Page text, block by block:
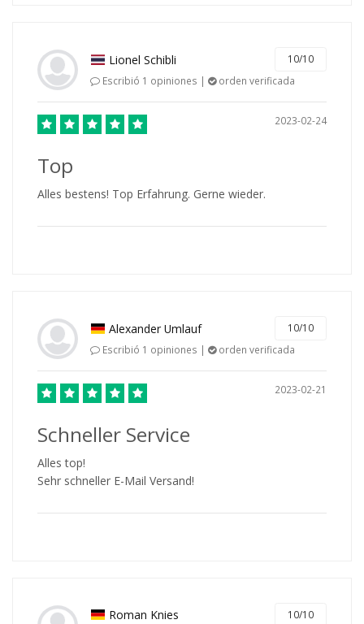
Lionel Schibli
10/10
Escribió 1 opiniones |
orden verificada
2023-02-24
Top
Alles bestens! Top Erfahrung. Gerne wieder.
Alexander Umlauf
10/10
Escribió 1 opiniones |
orden verificada
2023-02-21
Schneller Service
Alles top!
Sehr schneller E-Mail Versand!
Roman Knies 10/10